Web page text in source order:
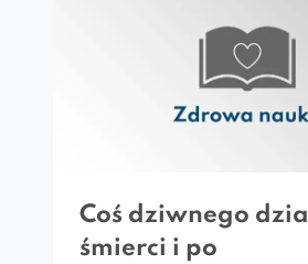
Coś dziwnego
śmierci i po